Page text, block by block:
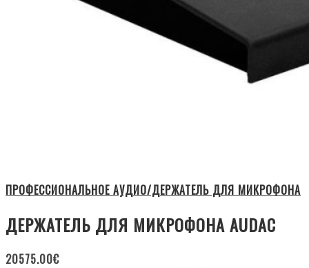
ПРОФЕССИОНАЛЬНОЕ АУДИО/ДЕРЖАТЕЛЬ ДЛЯ МИКРОФОНА
ДЕРЖАТЕЛЬ ДЛЯ МИКРОФОНА AUDAC
20575.00€